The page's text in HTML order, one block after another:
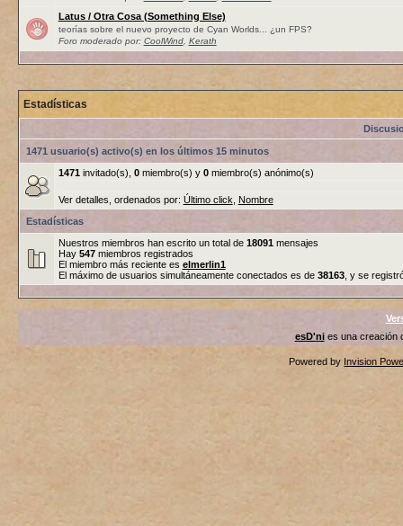
Latus / Otra Cosa (Something Else)
teorías sobre el nuevo proyecto de Cyan Worlds... ¿un FPS?
Foro moderado por: CoolWind, Kerath
Estadísticas
1471 usuario(s) activo(s) en los últimos 15 minutos
1471invitado(s), 0miembro(s) y 0miembro(s) anónimo(s)
Ver detalles, ordenados por: Último click
Nombre
Estadísticas
Nuestros miembros han escrito un total de 18091mensajes
Hay 547miembros registrados
El miembro más reciente es elmerlin1
El máximo de usuarios simultáneamente conectados es de 38163, y se
esD'nies una creación
Powered by Invision